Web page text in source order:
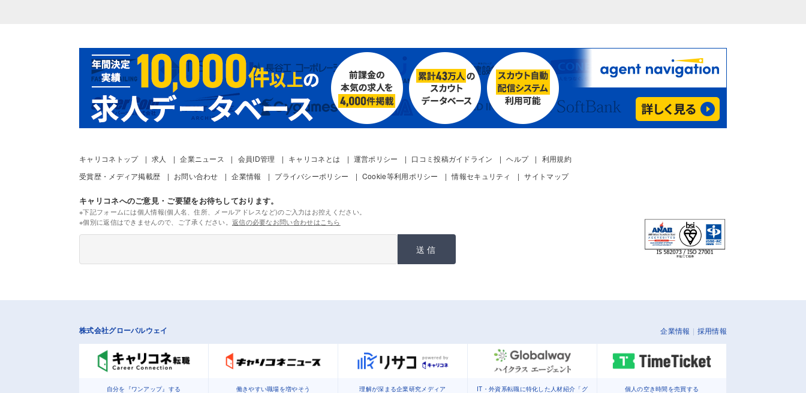
キャリコネトップ 求人 企業ニュース 会員ID管理 キャリコネとは 運営ポリシー 口コミ投稿ガイドライン ヘルプ
利用規約
受賞歴・メディア掲載歴
お問い合わせ 企業情報 プライバシーポリシー Cookie等利用ポリシー 情報セキュリティ サイトマップ
キャリコネへのご意見・ご要望をお待ちしております。
※下記フォームには個人情報(個人名、住所、メールアドレスなど)のご入力はお控えください。
※個別に返信はできませんので、ご了承ください。 返信の必要なお問い合わせはこちら
送信
株式会社グローバルウェイ 企業情報 採用情報
自分を『ワンアップ』する
働きやすい職場を増やそう
理解が深まる企業研究メディア
IT・外資系転職に特化した人材紹介「グ
個人の空き時間を売買する